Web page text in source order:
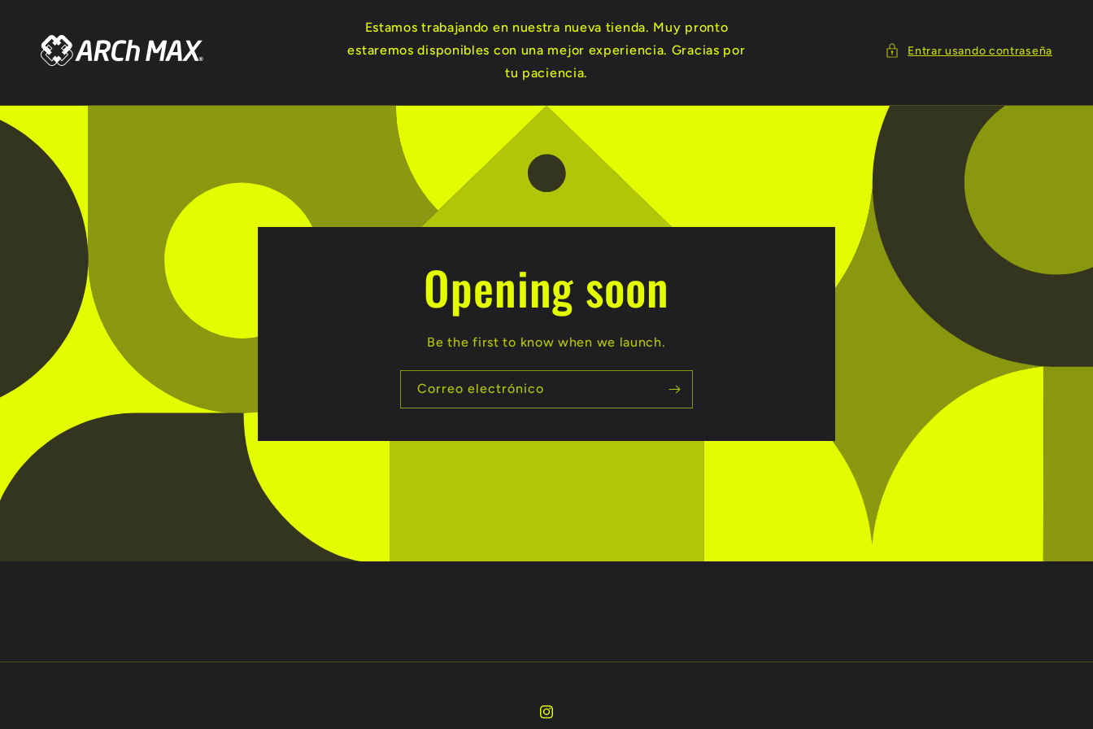
al contenido
Estamos trabajando en nuestra nueva tienda. Muy pronto
estaremos disponibles con una mejor experiencia. Gracias por
tu paciencia.
Entrar usando contraseña
Opening soon
Be the first to know when we launch.
Correo electrónico
Instagram